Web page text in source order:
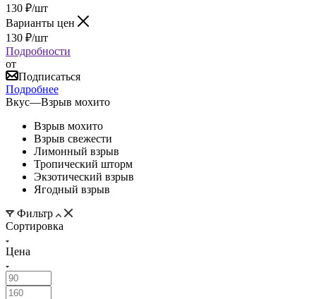
130 ₽/шт
Варианты цен
130 ₽/шт
Подробности
от
Подписаться
Подробнее
Вкус—Взрыв мохито
Взрыв мохито
Взрыв свежести
Лимонный взрыв
Тропический шторм
Экзотический взрыв
Ягодный взрыв
Фильтр
Сортировка
Цена